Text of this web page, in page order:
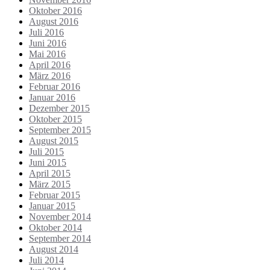
Oktober 2016
August 2016
Juli 2016
Juni 2016
Mai 2016
April 2016
März 2016
Februar 2016
Januar 2016
Dezember 2015
Oktober 2015
September 2015
August 2015
Juli 2015
Juni 2015
April 2015
März 2015
Februar 2015
Januar 2015
November 2014
Oktober 2014
September 2014
August 2014
Juli 2014